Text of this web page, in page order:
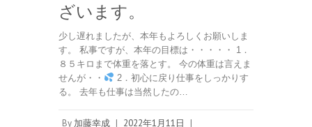
ざいます。
少し遅れましたが、本年もよろしくお願いしま
す。 私事ですが、本年の目標は・・・・・ 1．
８５キロまで体重を落とす。 今の体重は言えま
せんが・・
2．初心に戻り仕事をしっかりす
る。 去年も仕事は当然したの…
By 加藤幸成 | 2022年1月11日
|